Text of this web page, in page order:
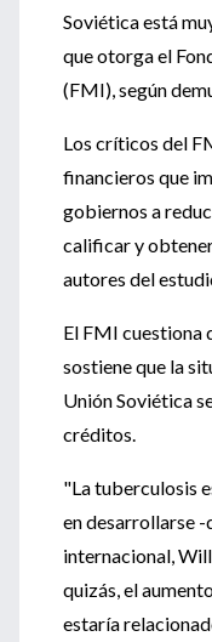
Soviética está
que otorga el
(FMI), según
Los críticos del
financieros que
gobiernos a
calificar y
autores del
El FMI cuestiona
sostiene que la
Unión Soviética
créditos.
"La tuberculosis
en desarrollarse
internacional,
quizás, el
estaría